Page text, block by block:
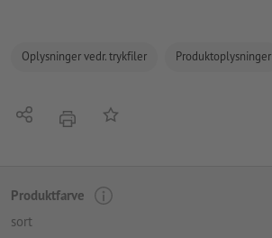
Oplysninger vedr. trykfiler Produktoplysninger
Del tryk Tilføj til huskelisten
Produktfarve
sort